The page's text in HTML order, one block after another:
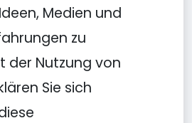
Medien und
zu
der Nutzung von
Sie sich